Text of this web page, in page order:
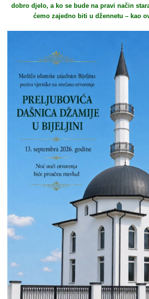
dobro djelo, a ko se bude na pravi način
ćemo zajedno biti u džennetu – kao